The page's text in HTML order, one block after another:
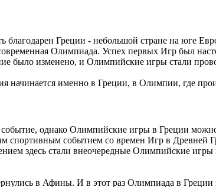
Греции - небольшой стране на юге
Олимпиада. Успех первых Игр был
было изменено, и Олимпийские игры стали
начинается именно в Греции, в Олимпии, где
однако Олимпийские игры в Греции можно
событием со времен Игр в Древней
здесь стали внеочередные Олимпийские
в Афины. И в этот раз Олимпиада в